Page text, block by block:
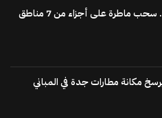
ماطرة على أجزاء من 7 مناطق
مكانة مطارات جدة في المباني